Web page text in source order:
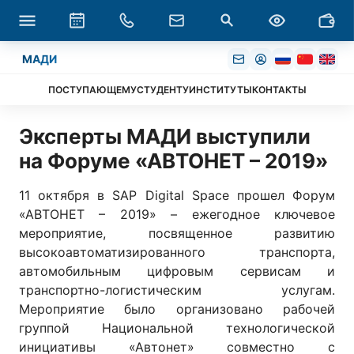
МАДИ
ПОСТУПАЮЩЕМУСТУДЕНТУИНСТИТУТЫКОНТАКТЫ
Эксперты МАДИ выступили
на Форуме «АВТОНЕТ – 2019»
11 октября в SAP Digital Space прошел Форум
«АВТОНЕТ – 2019» – ежегодное ключевое
мероприятие, посвященное развитию
высокоавтоматизированного транспорта,
автомобильным цифровым сервисам и
транспортно-логистическим услугам.
Мероприятие было организовано рабочей
группой Национальной технологической
инициативы «Автонет» совместно с